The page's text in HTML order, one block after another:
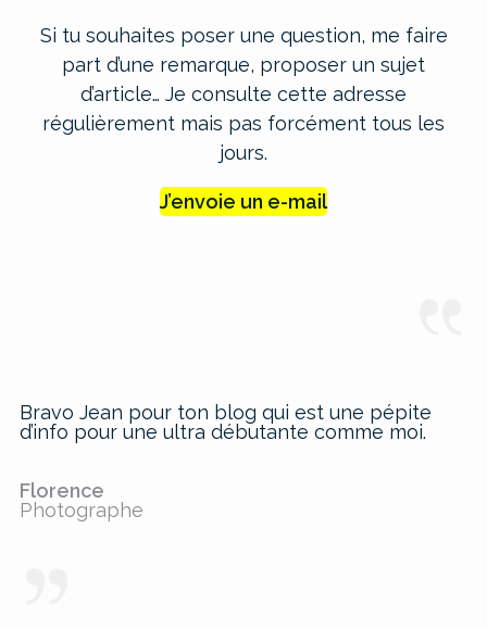
Si tu souhaites poser une question, me faire
part d’une remarque, proposer un sujet
d’article… Je consulte cette adresse
régulièrement mais pas forcément tous les
jours.
J’envoie un e-mail
Bravo Jean pour ton blog qui est une pépite
d’info pour une ultra débutante comme moi.
Florence
Photographe